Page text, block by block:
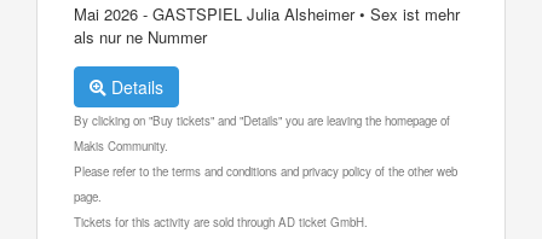
Mai 2026 - GASTSPIEL Julia Alsheimer • Sex ist mehr
als nur ne Nummer
Details
By clicking on "Buy tickets" and "Details" you are leaving the homepage of
Makis Community.
Please refer to the terms and conditions and privacy policy of the other web
page.
Tickets for this activity are sold through AD ticket GmbH.